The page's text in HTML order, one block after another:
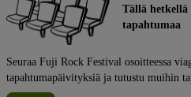
Tällä hetkellä
tapahtumaa
Seuraa Fuji Rock Festival osoitteessa
tapahtumapäivityksiä ja tutustu muihin